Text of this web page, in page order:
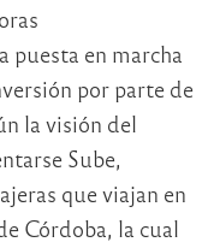
puesta en marcha
por parte de
la visión del
Sube,
que viajan en
Córdoba, la cual